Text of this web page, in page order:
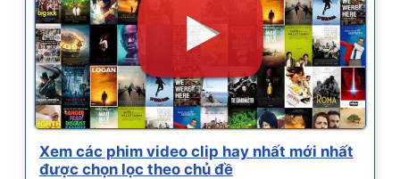
Xem các phim video clip hay nhất mới nhất
được chọn lọc theo chủ đề